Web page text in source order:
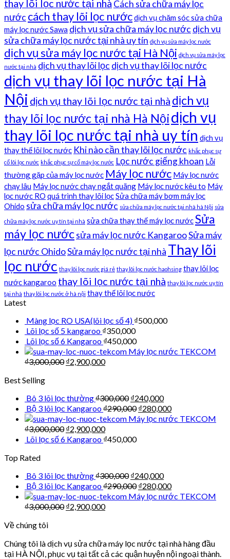
thay lõi lọc nước tại nhà Cách sửa chữa máy lọc
nước cách thay lõi lọc nướcdịch vụ chăm sóc sửa chữa
máy lọc nước Sawa dịch vụ sửa chữa máy lọc nước dịch vụ
sửa chữa máy lọc nước tại nhà uy tín dịch vụ sửa máy lọc nước
dịch vụ sửa máy lọc nước tại Hà Nội dịch vụ sửa máy lọc
nước tại nhà dịch vụ thay lõi lọc dịch vụ thay lõi lọc nước
dịch vụ thay lõi lọc nước tại Hà
Nội dịch vụ thay lõi lọc nước tại nhà dịch vụ
thay lõi lọc nước tại nhà Hà Nộidịch vụ
thay lõi lọc nước tại nhà uy tín dịch vụ
thay thế lõi lọc nước Khi nào cần thay lõi lọc nước khắc phục sự
cố lõi lọc nước khắc phục sự cố máy lọc nước Lọc nước giếng khoan Lỗi
thường gặp của máy lọc nước Máy lọc nước Máy lọc nước
chạy lâu Máy lọc nước chạy ngắt quãng Máy lọc nước kêu to Máy
lọc nước RO quá trình thay lõi lọcSửa chữa máy bơm máy lọc
Ohido sửa chữa máy lọc nước sửa chữa máy lọc nước tại nhà hà Nội sửa
chữa máy lọc nước uy tín tại nhà sửa chữa thay thế máy lọc nướcSửa
máy lọc nướcsửa máy lọc nước KangarooSửa máy
lọc nước OhidoSửa máy lọc nước tại nhà Thay lõi
lọc nước thay lõi lọc nước giá rẻ thay lõi lọc nước haohsing thay lõi lọc
nước kangaroo thay lõi lọc nước tại nhà thay lõi lọc nước uy tín
tại nhà thay lõi lọc nước ở hà nội thay thế lõi lọc nước
Latest
Màng lọc RO USA(lõi lọc số 4) ₫500,000
Lõi lọc số 5 kangaroo ₫350,000
Lõi lọc số 6 Kangaroo ₫450,000
Máy lọc nước TEKCOM
₫3,000,000 ₫2,900,000
Best Selling
Bô 3 lõi lọc thường₫300,000 ₫240,000
Bộ 3 lõi lọc Kangaroo₫290,000 ₫280,000
Máy lọc nước TEKCOM
₫3,000,000 ₫2,900,000
Lõi lọc số 6 Kangaroo ₫450,000
Top Rated
Bô 3 lõi lọc thường₫300,000 ₫240,000
Bộ 3 lõi lọc Kangaroo₫290,000 ₫280,000
Máy lọc nước TEKCOM
₫3,000,000 ₫2,900,000
Về chúng tôi
Chúng tôi là dịch vụ sửa chữa máy lọc nước tại nhà hàng đầu
tại HÀ NỘI, phục vụ tại tất cả các quận huyện nội ngoại thành.